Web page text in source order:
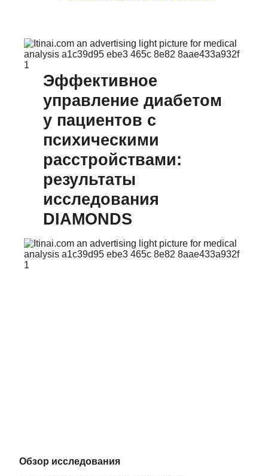
Эффективное
управление диабетом
у пациентов с
психическими
расстройствами:
результаты
исследования
DIAMONDS
Обзор исследования